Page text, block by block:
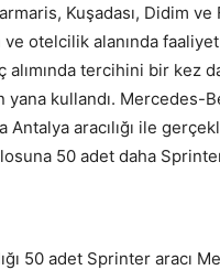
Kuşadası, Didim ve
otelcilik alanında
alımında tercihini bir kez
yana kullandı. Mercedes-
Antalya aracılığı ile
50 adet daha
50 adet Sprinter aracı